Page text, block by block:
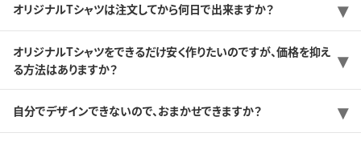
オリジナルTシャツは注文してから何日で出来ますか？
オリジナルTシャツをできるだけ安く作りたいのですが、価格を抑え
る方法はありますか？
自分でデザインできないので、おまかせできますか？